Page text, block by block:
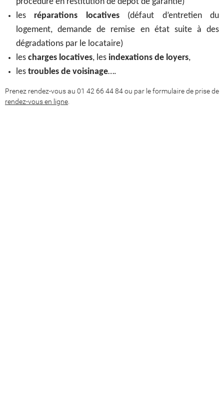
procédure en restitution de dépôt de garantie)
les réparations locatives(défaut d’entretien du
logement, demande de remise en état suite à des
dégradations par le locataire)
les charges locatives, les indexations de loyers,
les troubles de voisinage….
Prenez rendez-vous au 01 42 66 44 84 ou par le formulaire de prise de
rendez-vous en ligne.